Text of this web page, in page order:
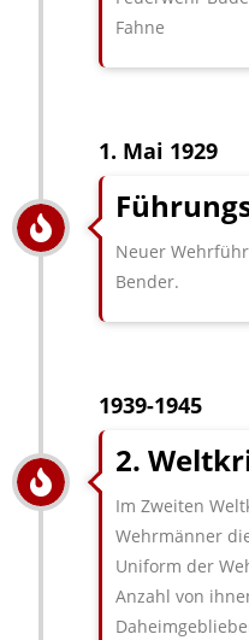
Fahne
1. Mai 1929
Neuer
Bender.
1939-1945
2.
Im Zweiten
Wehrmänner
Uniform der
Anzahl von